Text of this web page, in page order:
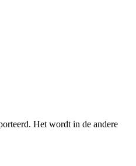
Het wordt in de andere